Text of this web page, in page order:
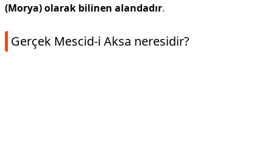
(Morya) olarak bilinen alandadır.
Gerçek Mescid-i Aksa neresidir?